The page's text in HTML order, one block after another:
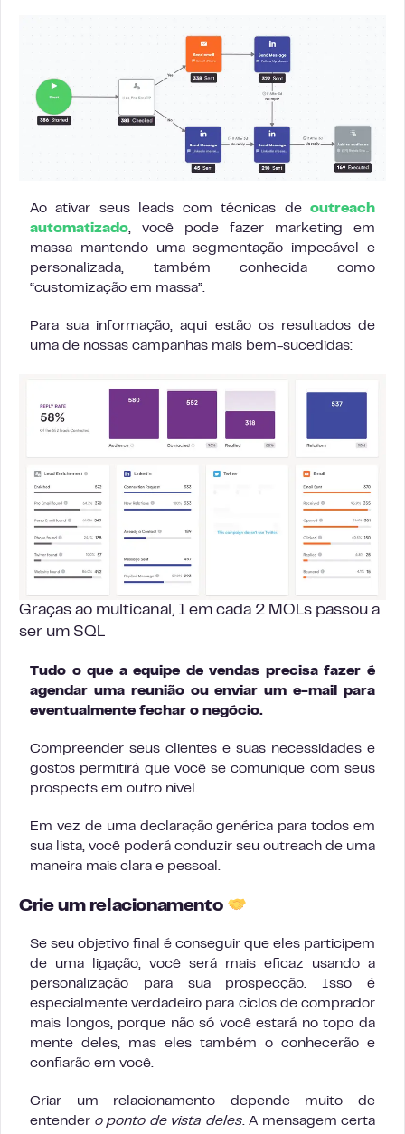
Ao ativar seus leads com técnicas de outreach
automatizado, você pode fazer marketing em
massa mantendo uma segmentação impecável e
personalizada, também conhecida como
“customização em massa”.
Para sua informação, aqui estão os resultados de
uma de nossas campanhas mais bem-sucedidas:
Graças ao multicanal, 1 em cada 2 MQLs passou a
ser um SQL
Tudo o que a equipe de vendas precisa fazer é
agendar uma reunião ou enviar um e-mail para
eventualmente fechar o negócio.
Compreender seus clientes e suas necessidades e
gostos permitirá que você se comunique com seus
prospects em outro nível.
Em vez de uma declaração genérica para todos em
sua lista, você poderá conduzir seu outreach de uma
maneira mais clara e pessoal.
Crie um relacionamento
Se seu objetivo final é conseguir que eles participem
de uma ligação, você será mais eficaz usando a
personalização para sua prospecção. Isso é
especialmente verdadeiro para ciclos de comprador
mais longos, porque não só você estará no topo da
mente deles, mas eles também o conhecerão e
confiarão em você.
Criar um relacionamento depende muito de
entender o ponto de vista deles. A mensagem certa